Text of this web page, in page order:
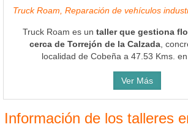
Truck Roam, Reparación de vehículos
Truck Roam es un taller que gestiona
cerca de Torrejón de la Calzada ,
localidad de Cobeña a 47.53 Kms.
Ver Más
Información de los talleres